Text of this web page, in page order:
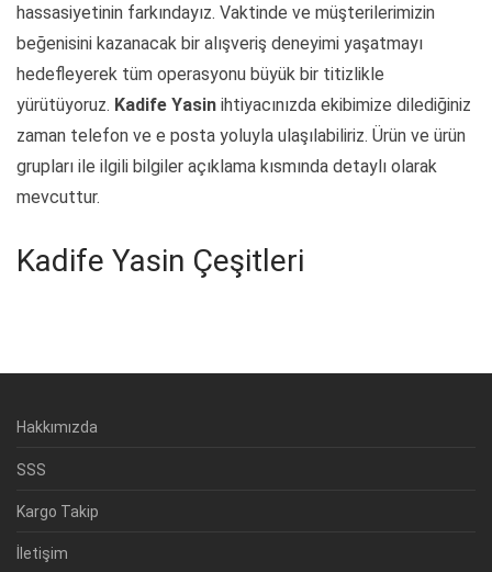
hassasiyetinin farkındayız. Vaktinde ve müşterilerimizin
beğenisini kazanacak bir alışveriş deneyimi yaşatmayı
hedefleyerek tüm operasyonu büyük bir titizlikle
yürütüyoruz. Kadife Yasin ihtiyacınızda ekibimize dilediğiniz
zaman telefon ve e posta yoluyla ulaşılabiliriz. Ürün ve ürün
grupları ile ilgili bilgiler açıklama kısmında detaylı olarak
mevcuttur.
Kadife Yasin Çeşitleri
Hakkımızda
SSS
Kargo Takip
İletişim